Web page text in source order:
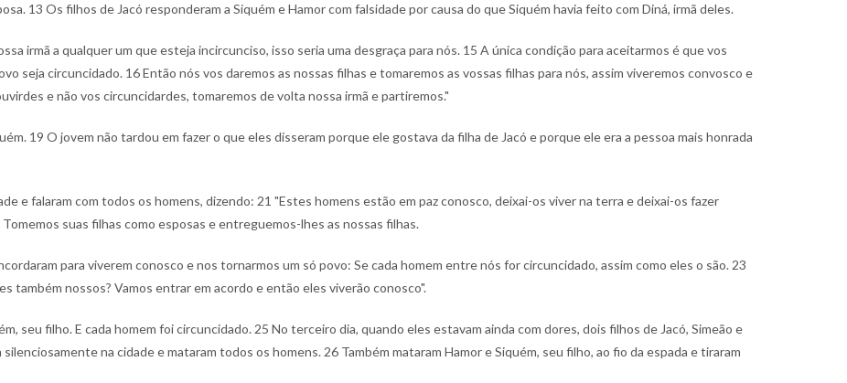
13 Os filhos de Jacó responderam a Siquém e Hamor com falsidade por causa do que Siquém havia feito com Diná, irmã deles.
irmã a qualquer um que esteja incircunciso, isso seria uma desgraça para nós. 15 A única condição para aceitarmos é que vos
seja circuncidado. 16 Então nós vos daremos as nossas filhas e tomaremos as vossas filhas para nós, assim viveremos convosco e
e não vos circuncidardes, tomaremos de volta nossa irmã e partiremos."
19 O jovem não tardou em fazer o que eles disseram porque ele gostava da filha de Jacó e porque ele era a pessoa mais honrada
e falaram com todos os homens, dizendo: 21 "Estes homens estão em paz conosco, deixai-os viver na terra e deixai-os fazer
suas filhas como esposas e entreguemos-lhes as nossas filhas.
para viverem conosco e nos tornarmos um só povo: Se cada homem entre nós for circuncidado, assim como eles o são. 23
também nossos? Vamos entrar em acordo e então eles viverão conosco".
seu filho. E cada homem foi circuncidado. 25 No terceiro dia, quando eles estavam ainda com dores, dois filhos de Jacó, Simeão e
na cidade e mataram todos os homens. 26 Também mataram Hamor e Siquém, seu filho, ao fio da espada e tiraram